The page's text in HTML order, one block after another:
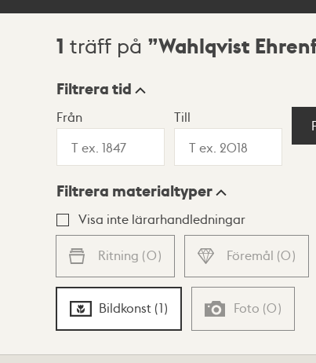
Sökresultat
1 träff på Wahlqvist
Visningsläge
Lista Karta
Filtrera tid
Från Till
Filtrera materialtyper
Visa inte lärarhandledningar
Ritning (0) Föremål (0)
Bildkonst (1) Foto (0)